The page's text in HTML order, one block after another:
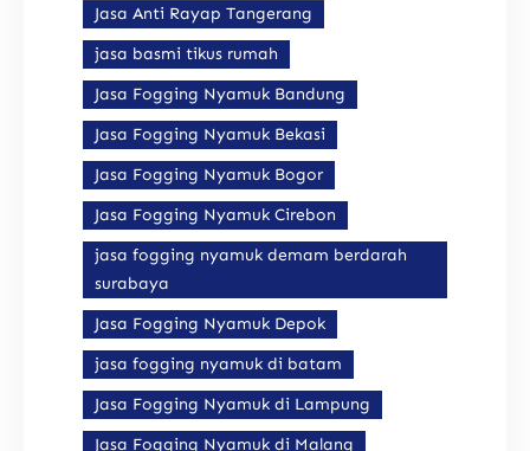
Jasa Anti Rayap Tangerang
jasa basmi tikus rumah
Jasa Fogging Nyamuk Bandung
Jasa Fogging Nyamuk Bekasi
Jasa Fogging Nyamuk Bogor
Jasa Fogging Nyamuk Cirebon
jasa fogging nyamuk demam berdarah
surabaya
Jasa Fogging Nyamuk Depok
jasa fogging nyamuk di batam
Jasa Fogging Nyamuk di Lampung
Jasa Fogging Nyamuk di Malang